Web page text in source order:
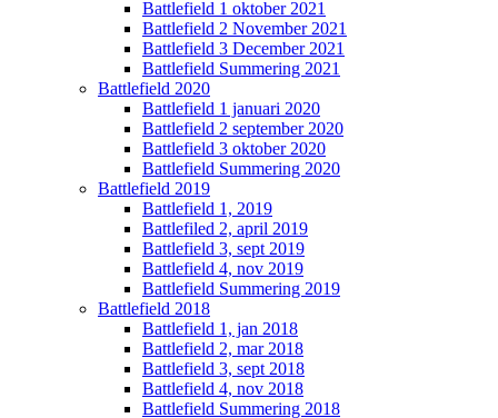
Battlefield 1 oktober 2021
Battlefield 2 November 2021
Battlefield 3 December 2021
Battlefield Summering 2021
Battlefield 2020
Battlefield 1 januari 2020
Battlefield 2 september 2020
Battlefield 3 oktober 2020
Battlefield Summering 2020
Battlefield 2019
Battlefield 1, 2019
Battlefiled 2, april 2019
Battlefield 3, sept 2019
Battlefield 4, nov 2019
Battlefield Summering 2019
Battlefield 2018
Battlefield 1, jan 2018
Battlefield 2, mar 2018
Battlefield 3, sept 2018
Battlefield 4, nov 2018
Battlefield Summering 2018